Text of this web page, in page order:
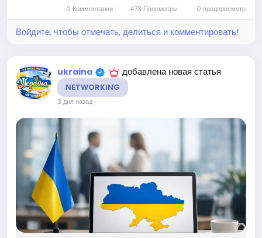
0 Комментарии 473 Просмотры 0 предпросмотр
Войдите, чтобы отмечать, делиться и комментировать!
ukraina добавлена новая статья
NETWORKING
3 дня назад